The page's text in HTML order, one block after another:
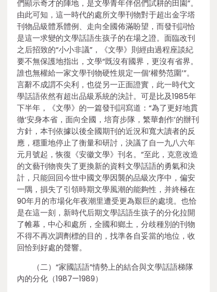
們顯示奇才的陣地，是文學青年伴侶們試耕的田園”。
由此可知，這一時代的處所文學刊物對于超出金字塔
刊物品級體系體例、走向全國佈滿盼望，而發刊詞恰
是這一求變的文學話語生孩子的在場之證。面臨改刊
之后招致的“小小非議”，《文學》則經由過程座談紀
要不無保護地指出，文學“既沒有國界，更沒有省界。
誰也無權給一家文學刊物硬性規定一個‘權勢范圍’”。
言辭不成謂不尖利，也從另一正面證實，此一時代文
學話語依然有超出品級系統的決計。可是比及1985年
下半年，《文學》的一篇發刊詞寫道：“為了更好地貫
徹‘安身本省，面向全國，培育步隊，繁華創作’的辦刊
方針，本刊依據以後全國期刊的近況和寬大讀者的反
應，穩重地停止了衡量和研討，決議了自一九八六年
元月號起，恢復《安徽文學》刊名。”至此，克意改造
的文藝刊物喪失了更換新的資料文學話語的勇氣和決
計，只能回回今世中國文學因襲的品級次序中，偏安
一隅，損失了引領時期文學風潮的能夠性，并終極在
90年月的市場化年夜潮里遭受更為艱巨的處境。也恰
是在這一刻，新時代后期文學話語生孩子的分化拉開
了帷幕，中心和處所，全國和鄉土，分歧種別的刊物
不得不再次調劑標的目的，找準各自妥當的地位，收
回恰到好處的聲響。
（二）“家國話語”情勢上的結合與文學話語梯隊
內的分化（1987—1989）